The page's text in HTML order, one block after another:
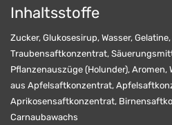
Inhaltsstoffe
Zucker, Glukosesirup, Wasser,
Traubensaftkonzentrat,
Pflanzenauszüge (Holunder),
aus Apfelsaftkonzentrat,
Aprikosensaftkonzentrat,
Carnaubawachs